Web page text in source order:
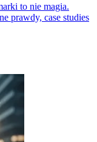
to nie magia.
prawdy, case studies